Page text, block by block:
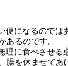
便になるのでは
あるのです。
理に食べさせる
腸を休ませてあ